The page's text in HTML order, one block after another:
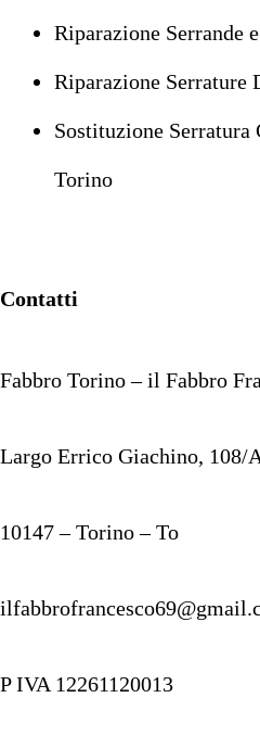
Riparazione Serrande
Riparazione Serrature
Sostituzione
Torino
Contatti
Fabbro Torino – il Fabbro
Largo Errico Giachino, 108/
10147 – Torino – To
P IVA 12261120013